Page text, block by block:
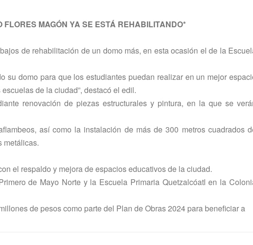
MAGÓN YA SE ESTÁ REHABILITANDO*
de rehabilitación de un domo más, en esta ocasión el de la
su domo para que los estudiantes puedan realizar en un mejor
de la ciudad”, destacó el edil.
renovación de piezas estructurales y pintura, en la que se
así como la instalación de más de 300 metros cuadrados
metálicas.
el respaldo y mejora de espacios educativos de la ciudad.
de Mayo Norte y la Escuela Primaria Quetzalcóatl en la
de pesos como parte del Plan de Obras 2024 para beneficiar a